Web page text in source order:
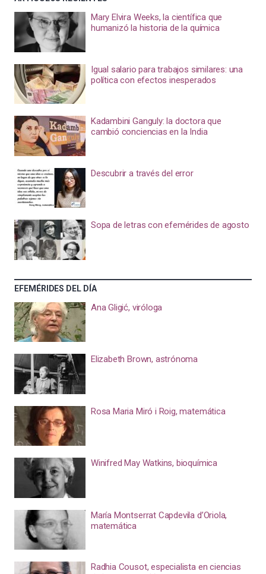
Mary Elvira Weeks, la científica que
humanizó la historia de la química
Igual salario para trabajos similares: una
política con efectos inesperados
Kadambini Ganguly: la doctora que
cambió conciencias en la India
Descubrir a través del error
Sopa de letras con efemérides de agosto
EFEMÉRIDES DEL DÍA
Ana Gligić, viróloga
Elizabeth Brown, astrónoma
Rosa Maria Miró i Roig, matemática
Winifred May Watkins, bioquímica
María Montserrat Capdevila d’Oriola,
matemática
Radhia Cousot, especialista en ciencias